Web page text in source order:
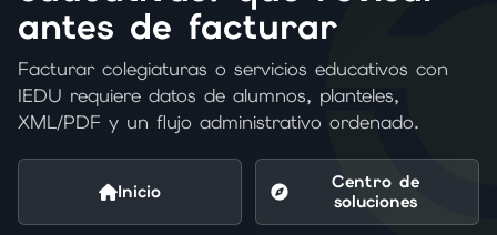
antes de facturar
Facturar colegiaturas o servicios educativos con
IEDU requiere datos de alumnos, planteles,
XML/PDF y un flujo administrativo ordenado.
Inicio
Centro de
soluciones